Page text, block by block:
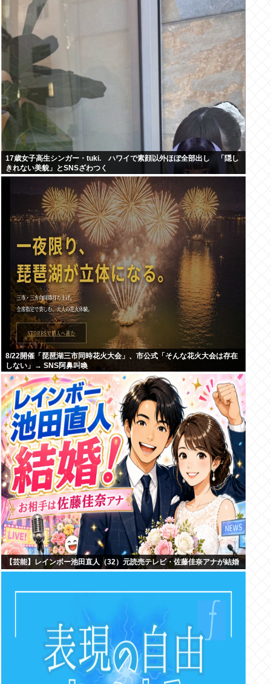
17歳女子高生シンガー・tuki. ハワイで素顔以外ほぼ全部出し 「隠し
きれない美貌」とSNSざわつく
8/22開催「琵琶湖三市同時花火大会」、市公式「そんな花火大会は存在
しない」→ SNS阿鼻叫喚
【芸能】レインボー池田直人（32）元読売テレビ・佐藤佳奈アナが結婚